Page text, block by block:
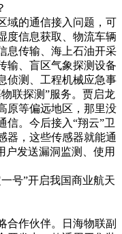
域的通信接入问题，可
度信息获取、物流车辆
息传输、海上石油开采
输、盲区气象探测设备
侦测、工程机械应急事
联探测”服务。贾启龙
原等偏远地区，那里没
信。今后接入“翔云”卫
器，这些传感器就能通
户发送漏洞监测、使用
号”开启我国商业航天
合作伙伴。日海物联副